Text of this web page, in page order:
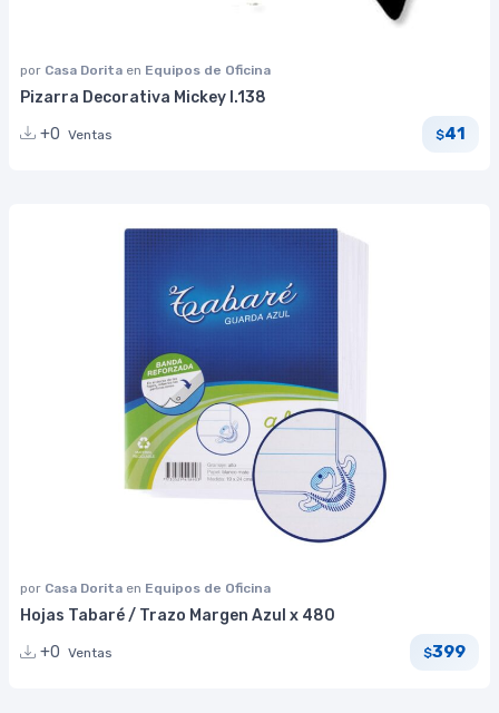
por Casa Dorita en Equipos de Oficina
Pizarra Decorativa Mickey I.138
+0 Ventas $41
por Casa Dorita en Equipos de Oficina
Hojas Tabaré / Trazo Margen Azul x 480
+0 Ventas $399